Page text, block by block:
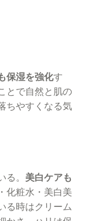
保湿を強化す
とで自然と肌の
ちやすくなる気
る。 美白ケアも
化粧水・美白美
る時はクリーム